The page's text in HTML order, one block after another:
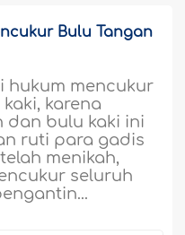
Bulu Tangan
hukum mencukur
karena
dan bulu kaki ini
ruti para gadis
menikah,
seluruh